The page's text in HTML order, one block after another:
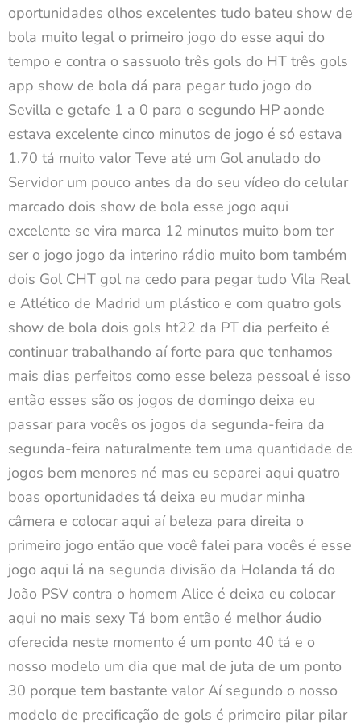
oportunidades olhos excelentes tudo bateu show de
bola muito legal o primeiro jogo do esse aqui do
tempo e contra o sassuolo três gols do HT três gols
app show de bola dá para pegar tudo jogo do
Sevilla e getafe 1 a 0 para o segundo HP aonde
estava excelente cinco minutos de jogo é só estava
1.70 tá muito valor Teve até um Gol anulado do
Servidor um pouco antes da do seu vídeo do celular
marcado dois show de bola esse jogo aqui
excelente se vira marca 12 minutos muito bom ter
ser o jogo jogo da interino rádio muito bom também
dois Gol CHT gol na cedo para pegar tudo Vila Real
e Atlético de Madrid um plástico e com quatro gols
show de bola dois gols ht22 da PT dia perfeito é
continuar trabalhando aí forte para que tenhamos
mais dias perfeitos como esse beleza pessoal é isso
então esses são os jogos de domingo deixa eu
passar para vocês os jogos da segunda-feira da
segunda-feira naturalmente tem uma quantidade de
jogos bem menores né mas eu separei aqui quatro
boas oportunidades tá deixa eu mudar minha
câmera e colocar aqui aí beleza para direita o
primeiro jogo então que você falei para vocês é esse
jogo aqui lá na segunda divisão da Holanda tá do
João PSV contra o homem Alice é deixa eu colocar
aqui no mais sexy Tá bom então é melhor áudio
oferecida neste momento é um ponto 40 tá e o
nosso modelo um dia que mal de juta de um ponto
30 porque tem bastante valor Aí segundo o nosso
modelo de precificação de gols é primeiro pilar pilar